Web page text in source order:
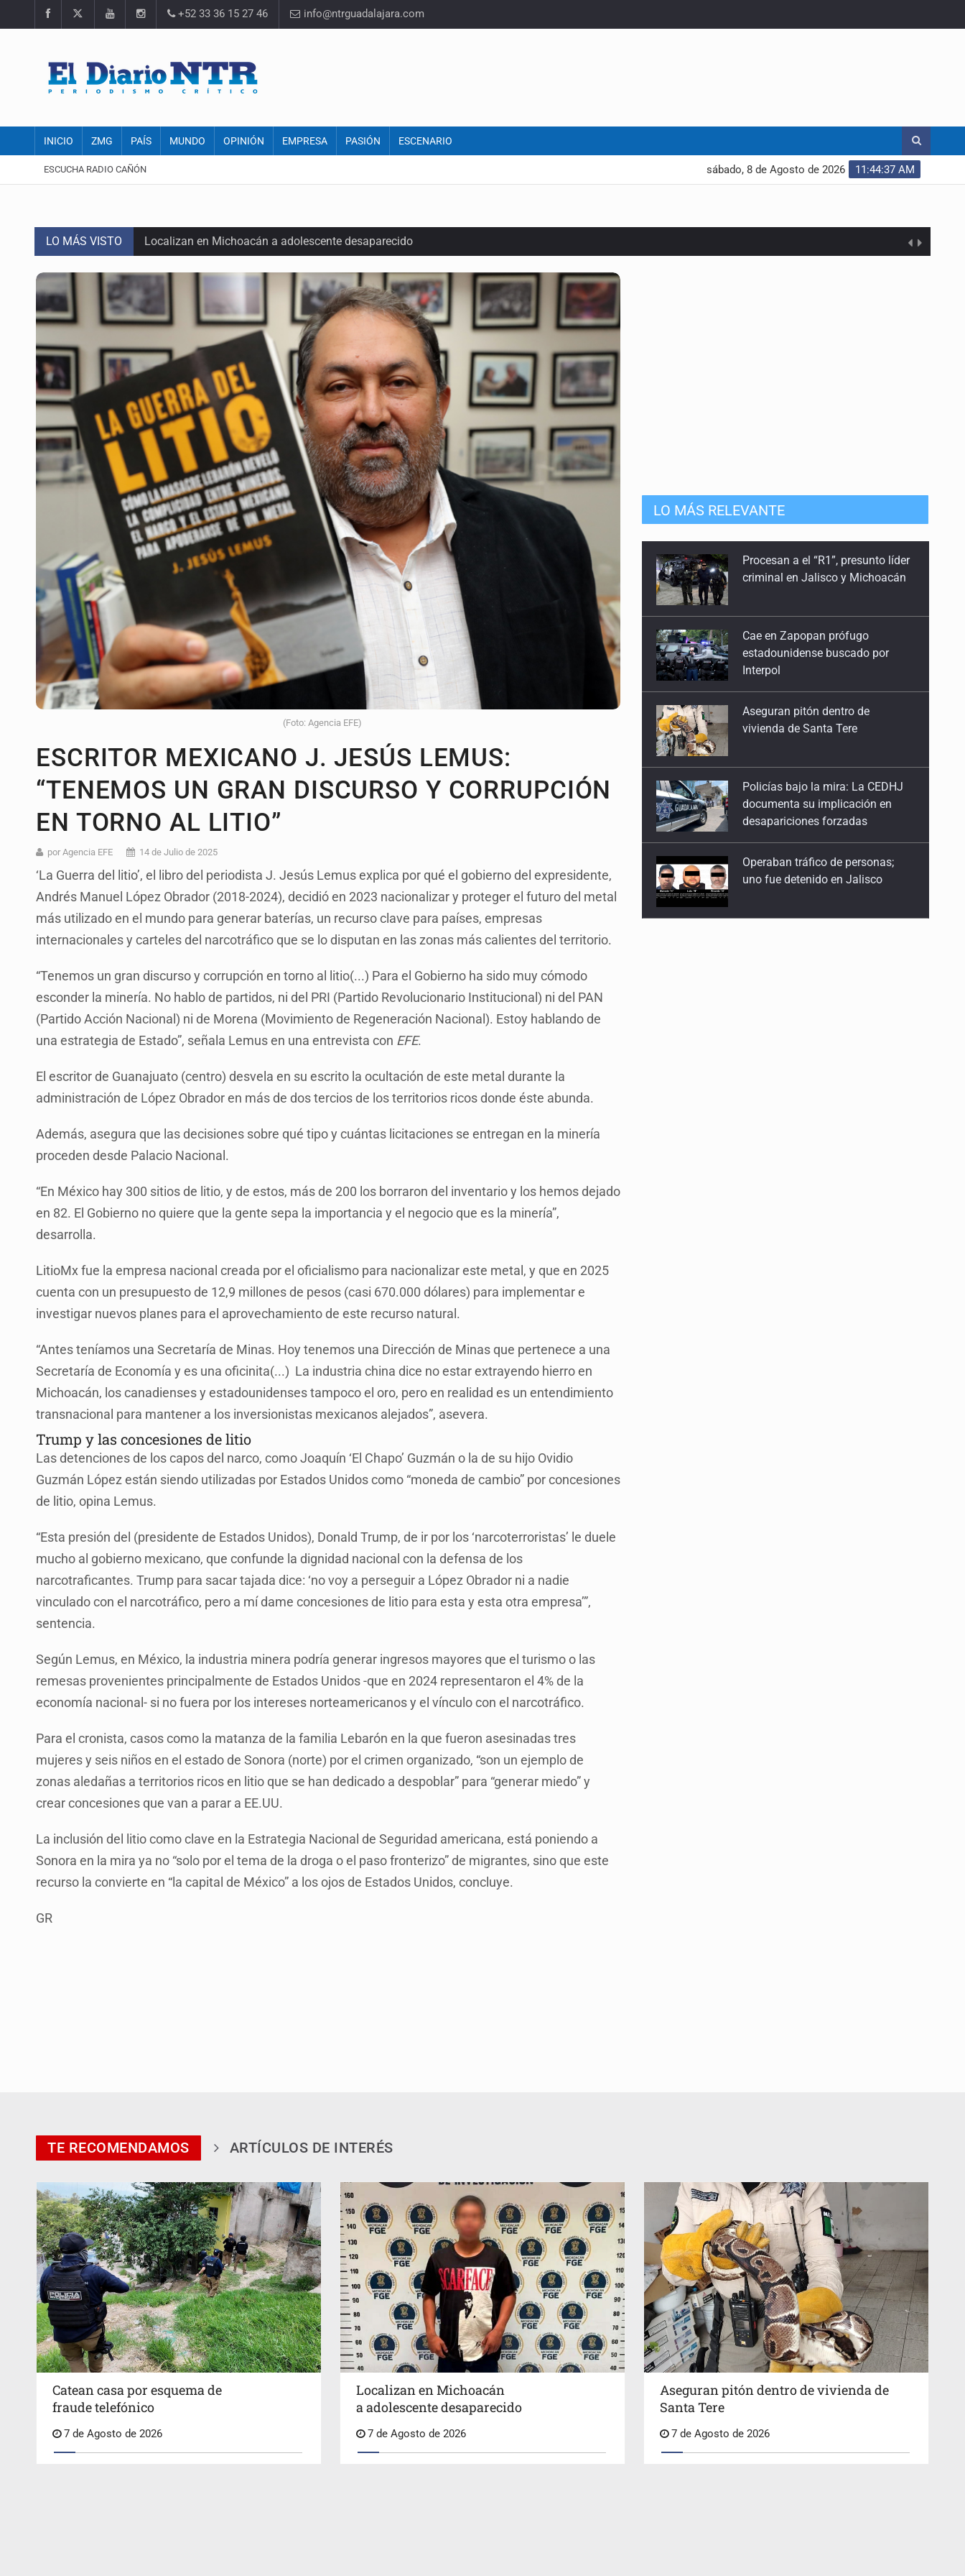
+52 33 36 15 27 46 info@ntrguadalajara.com
INICIO ZMG PAÍS MUNDO OPINIÓN EMPRESA PASIÓN ESCENARIO
ESCUCHA RADIO CAÑÓN 11:44:38 AM
sábado, 8 de Agosto de 2026
LO MÁS VISTO Localizan en Michoacán a adolescente desaparecido
México no está preparado para una intervención unilateral de EUA contra cárteles
Lamenta Carla Humphrey la negativa del INE para aprobar lineamientos de fiscalización
Desapariciones en Jalisco, con complicidad de policías, afirma Lazos de Amor
Aseguran pitón dentro de vivienda de Santa Tere
Sheinbaum anticipa más detenciones por caso Ayotzinapa y promete justicia
Resalta Fujimori restablecimiento de relaciones con México
Asume Abelardo De la Espriella como Presidente de Colombia
Policías bajo la mira: La CEDHJ documenta su implicación en desapariciones forzadas
Catean casa por esquema de fraude telefónico
(Foto: Agencia EFE)
ESCRITOR MEXICANO J. JESÚS LEMUS:
“TENEMOS UN GRAN DISCURSO Y CORRUPCIÓN
EN TORNO AL LITIO”
por Agencia EFE 14 de Julio de 2025
‘La Guerra del litio’, el libro del periodista J. Jesús Lemus explica por qué el gobierno del expresidente,
Andrés Manuel López Obrador (2018-2024), decidió en 2023 nacionalizar y proteger el futuro del metal
más utilizado en el mundo para generar baterías, un recurso clave para países, empresas
internacionales y carteles del narcotráfico que se lo disputan en las zonas más calientes del territorio.
“Tenemos un gran discurso y corrupción en torno al litio(...) Para el Gobierno ha sido muy cómodo
esconder la minería. No hablo de partidos, ni del PRI (Partido Revolucionario Institucional) ni del PAN
(Partido Acción Nacional) ni de Morena (Movimiento de Regeneración Nacional). Estoy hablando de
una estrategia de Estado”, señala Lemus en una entrevista con EFE.
El escritor de Guanajuato (centro) desvela en su escrito la ocultación de este metal durante la
administración de López Obrador en más de dos tercios de los territorios ricos donde éste abunda.
Además, asegura que las decisiones sobre qué tipo y cuántas licitaciones se entregan en la minería
proceden desde Palacio Nacional.
“En México hay 300 sitios de litio, y de estos, más de 200 los borraron del inventario y los hemos dejado
en 82. El Gobierno no quiere que la gente sepa la importancia y el negocio que es la minería”,
desarrolla.
LitioMx fue la empresa nacional creada por el oficialismo para nacionalizar este metal, y que en 2025
cuenta con un presupuesto de 12,9 millones de pesos (casi 670.000 dólares) para implementar e
investigar nuevos planes para el aprovechamiento de este recurso natural.
“Antes teníamos una Secretaría de Minas. Hoy tenemos una Dirección de Minas que pertenece a una
Secretaría de Economía y es una oficinita(...) La industria china dice no estar extrayendo hierro en
Michoacán, los canadienses y estadounidenses tampoco el oro, pero en realidad es un entendimiento
transnacional para mantener a los inversionistas mexicanos alejados”, asevera.
Trump y las concesiones de litio
Las detenciones de los capos del narco, como Joaquín ‘El Chapo’ Guzmán o la de su hijo Ovidio
Guzmán López están siendo utilizadas por Estados Unidos como “moneda de cambio” por concesiones
de litio, opina Lemus.
“Esta presión del (presidente de Estados Unidos), Donald Trump, de ir por los ‘narcoterroristas’ le duele
mucho al gobierno mexicano, que confunde la dignidad nacional con la defensa de los
narcotraficantes. Trump para sacar tajada dice: ‘no voy a perseguir a López Obrador ni a nadie
vinculado con el narcotráfico, pero a mí dame concesiones de litio para esta y esta otra empresa’”,
sentencia.
Según Lemus, en México, la industria minera podría generar ingresos mayores que el turismo o las
remesas provenientes principalmente de Estados Unidos -que en 2024 representaron el 4% de la
economía nacional- si no fuera por los intereses norteamericanos y el vínculo con el narcotráfico.
Para el cronista, casos como la matanza de la familia Lebarón en la que fueron asesinadas tres
mujeres y seis niños en el estado de Sonora (norte) por el crimen organizado, “son un ejemplo de
zonas aledañas a territorios ricos en litio que se han dedicado a despoblar” para “generar miedo” y
crear concesiones que van a parar a EE.UU.
La inclusión del litio como clave en la Estrategia Nacional de Seguridad americana, está poniendo a
Sonora en la mira ya no “solo por el tema de la droga o el paso fronterizo” de migrantes, sino que este
recurso la convierte en “la capital de México” a los ojos de Estados Unidos, concluye.
GR
LO MÁS RELEVANTE
Cae en Zapopan prófugo
estadounidense buscado por
Aseguran pitón dentro de
vivienda de Santa Tere
Policías bajo la mira: La CEDHJ
documenta su implicación en
Operaban tráfico de personas;
uno fue detenido en Jalisco
Catean casa por esquema de
fraude telefónico
TE RECOMENDAMOS ARTÍCULOS DE INTERÉS
Catean casa por esquema de
fraude telefónico
7 de Agosto de 2026
Localizan en Michoacán
a adolescente desaparecido
7 de Agosto de 2026
Aseguran pitón dentro de vivienda de
Santa Tere
7 de Agosto de 2026